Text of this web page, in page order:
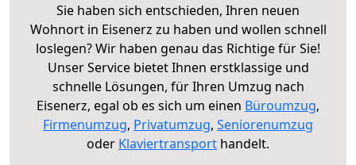
Sie haben sich entschieden, Ihren neuen
Wohnort in Eisenerz zu haben und wollen schnell
loslegen? Wir haben genau das Richtige für Sie!
Unser Service bietet Ihnen erstklassige und
schnelle Lösungen, für Ihren Umzug nach
Eisenerz, egal ob es sich um einen Büroumzug,
Firmenumzug, Privatumzug, Seniorenumzug
oder Klaviertransport handelt.